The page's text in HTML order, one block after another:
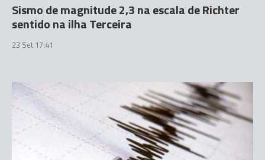
Sismo de magnitude 2,3 na escala de Richter
sentido na ilha Terceira
23 Set 17:41